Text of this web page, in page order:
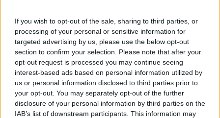
If you wish to opt-out of the sale, sharing to third parties, or
processing of your personal or sensitive information for
targeted advertising by us, please use the below opt-out
section to confirm your selection. Please note that after your
opt-out request is processed you may continue seeing
interest-based ads based on personal information utilized by
us or personal information disclosed to third parties prior to
your opt-out. You may separately opt-out of the further
disclosure of your personal information by third parties on the
IAB’s list of downstream participants. This information may